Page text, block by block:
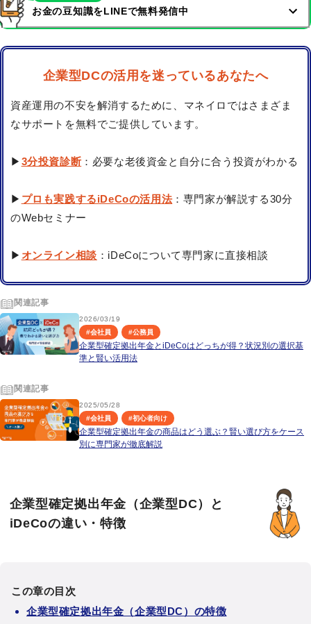
お金の豆知識をLINEで無料発信中
企業型DCの活用を迷っているあなたへ
資産運用の不安を解消するために、マネイロではさまざま
なサポートを無料でご提供しています。
▶ 3分投資診断：必要な老後資金と自分に合う投資がわかる
▶ プロも実践するiDeCoの活用法：専門家が解説する30分
のWebセミナー
▶ オンライン相談 ：iDeCoについて専門家に直接相談
関連記事
2026/03/19
#会社員 #公務員
企業型確定拠出年金とiDeCoはどっちが得？状況別の選択基
準と賢い活用法
関連記事
2025/05/28
#会社員 #初心者向け
企業型確定拠出年金の商品はどう選ぶ？賢い選び方をケース
別に専門家が徹底解説
企業型確定拠出年金（企業型DC）と
iDeCoの違い・特徴
この章の目次
企業型確定拠出年金（企業型DC）の特徴